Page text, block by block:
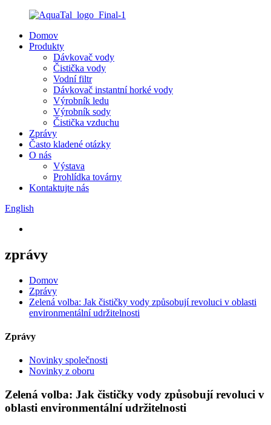
Domov
Produkty
Dávkovač vody
Čistička vody
Vodní filtr
Dávkovač instantní horké vody
Výrobník ledu
Výrobník sody
Čistička vzduchu
Zprávy
Často kladené otázky
O nás
Výstava
Prohlídka továrny
Kontaktujte nás
English
zprávy
Domov
Zprávy
Zelená volba: Jak čističky vody způsobují revoluci v oblasti
environmentální udržitelnosti
Zprávy
Novinky společnosti
Novinky z oboru
Zelená volba: Jak čističky vody způsobují revoluci v
oblasti environmentální udržitelnosti